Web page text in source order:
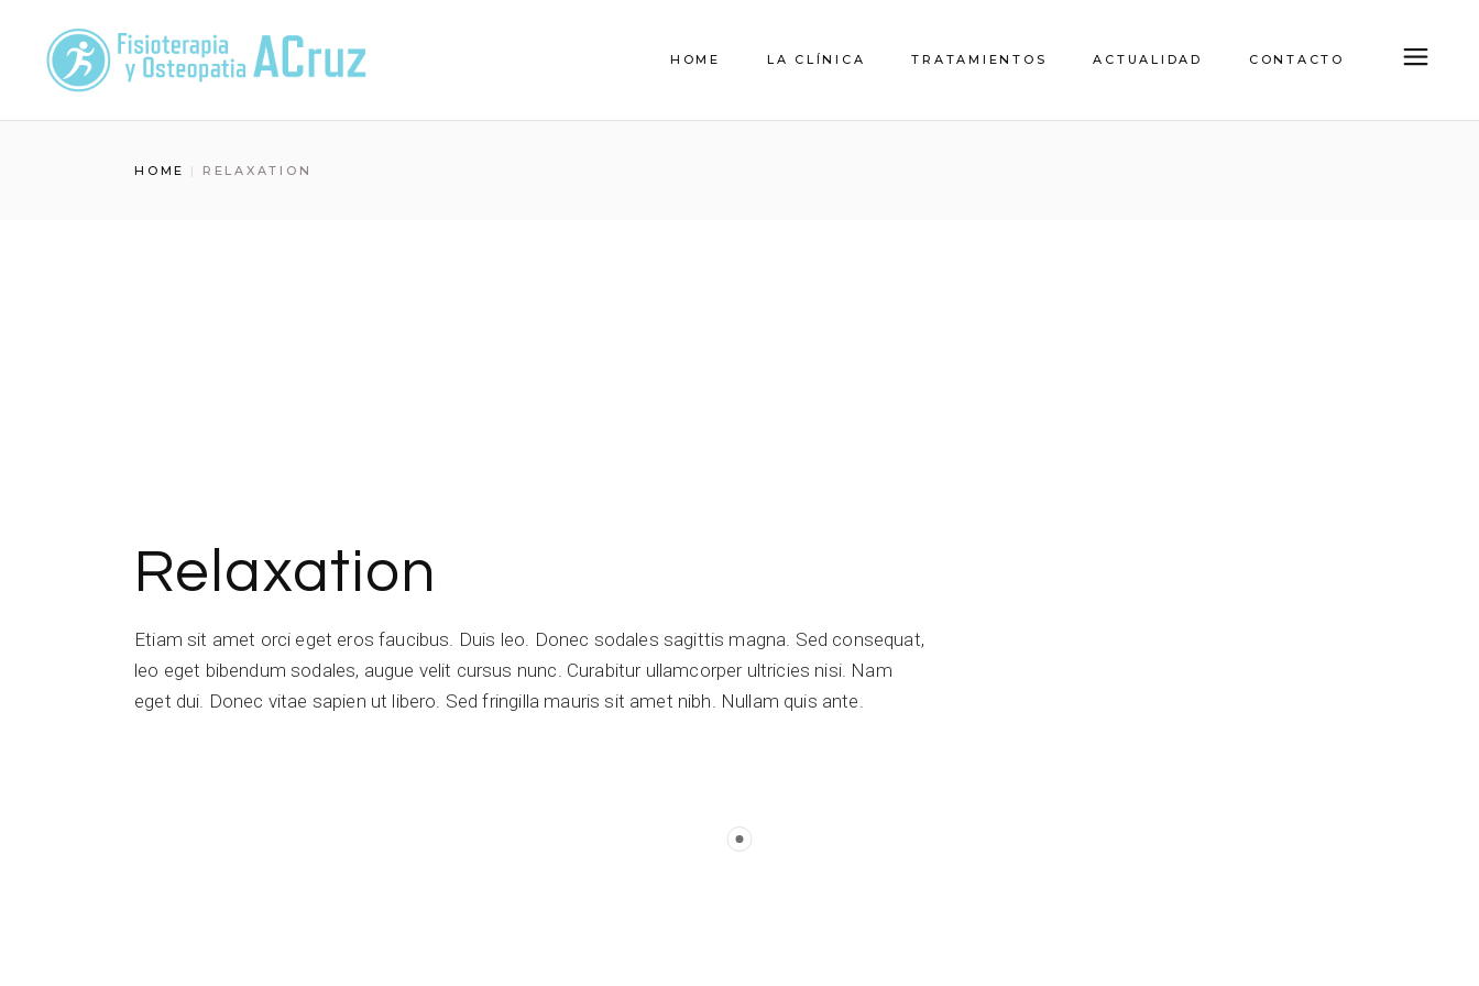
content
HOME LA CLÍNICA TRATAMIENTOS ACTUALIDAD CONTACTO
HOME RELAXATION
Relaxation
Etiam sit amet orci eget eros faucibus. Duis leo. Donec sodales sagittis magna. Sed consequat,
leo eget bibendum sodales, augue velit cursus nunc. Curabitur ullamcorper ultricies nisi. Nam
eget dui. Donec vitae sapien ut libero. Sed fringilla mauris sit amet nibh. Nullam quis ante.